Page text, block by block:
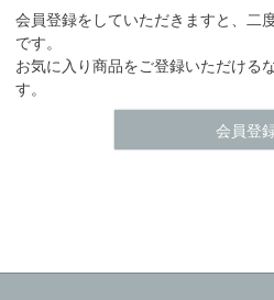
会員登録をしていただきますと、二
です。
お気に入り商品をご登録いただける
す。
会員登